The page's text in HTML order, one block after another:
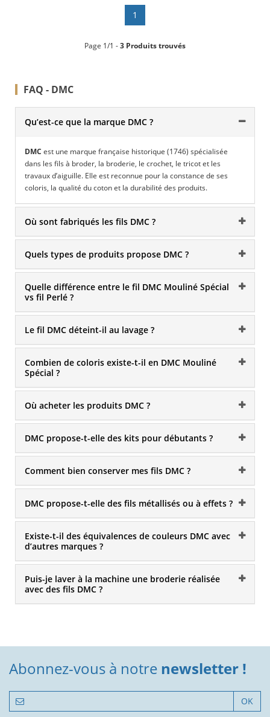
1
Page 1/1 -3 Produits trouvés
FAQ - DMC
Qu’est-ce que la marque DMC ?
DMC est une marque française historique (1746) spécialisée
dans les fils à broder, la broderie, le crochet, le tricot et les
travaux d’aiguille. Elle est reconnue pour la constance de ses
coloris, la qualité du coton et la durabilité des produits.
Où sont fabriqués les fils DMC ?
Quels types de produits propose DMC ?
Quelle différence entre le fil DMC Mouliné Spécial
vs fil Perlé ?
Le fil DMC déteint-il au lavage ?
Combien de coloris existe-t-il en DMC Mouliné
Spécial ?
Où acheter les produits DMC ?
DMC propose-t-elle des kits pour débutants ?
Comment bien conserver mes fils DMC ?
DMC propose-t-elle des fils métallisés ou à effets ?
Existe-t-il des équivalences de couleurs DMC avec
d’autres marques ?
Puis-je laver à la machine une broderie réalisée
avec des fils DMC ?
Abonnez-vous à notre newsletter !
OK